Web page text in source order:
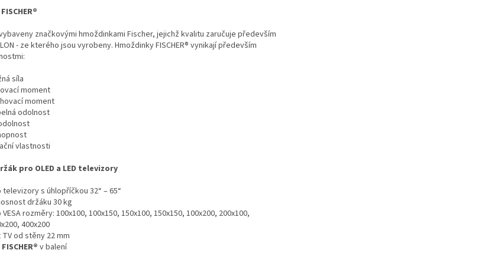
značkovými hmoždinkami Fischer, jejichž kvalitu zaručuje především
- ze kterého jsou vyrobeny. Hmoždinky FISCHER® vynikají především
síla
moment
moment
odolnost
vlastnosti
pro OLED a LED televizory
televizory s úhlopříčkou 32“ – 65“
držáku 30 kg
VESA rozměry: 100x100, 100x150, 150x100, 150x150, 100x200, 200x100,
400x200
TV od stěny 22 mm
FISCHER® v balení